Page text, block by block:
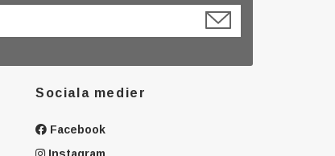
Sociala medier
Facebook